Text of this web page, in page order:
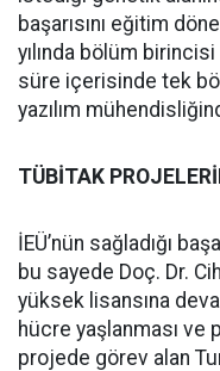
başarısını eğitim
yılında bölüm
süre içerisinde tek
yazılım
TÜBİTAK
İEÜ’nün sağladığı
bu sayede Doç. Dr.
yüksek lisansına
hücre yaşlanması ve
projede görev alan